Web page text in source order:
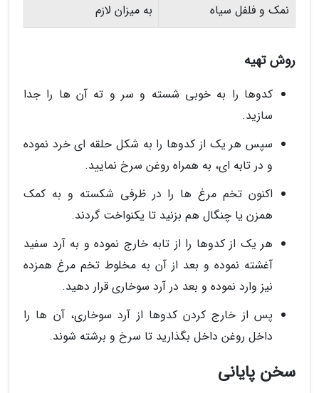
نمک و فلفل سیاه
به میزان لازم
روش تهیه
کدوها را به خوبی شسته و سر و ته آن ها را جدا
سازید.
سپس هر یک از کدوها را به شکل حلقه ای خرد نموده
و در تابه ای، به همراه روغن سرخ نمایید.
اکنون تخم مرغ ها را در ظرفی شکسته و به کمک
همزن یا چنگال هم بزنید تا یکنواخت گردند.
هر یک از کدوها را از تابه خارج نموده و به آرد سفید
آغشته نموده و بعد از آن به مخلوط تخم مرغ همزده
نیز وارد نموده و بعد در آرد سوخاری قرار دهید.
پس از خارج کردن کدوها از آرد سوخاری، آن ها را
داخل روغن داخل بگذارید تا سرخ و برشته شوند.
سخن پایانی